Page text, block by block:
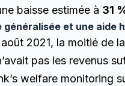
baisse estimée à 31
généralisée et une aide
2021, la moitié de
pas les revenus
welfare monitoring